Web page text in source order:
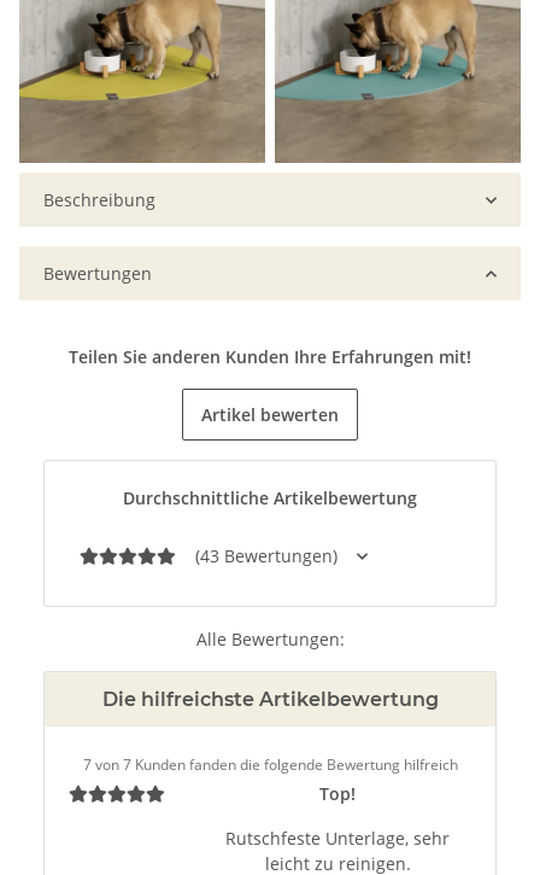
Beschreibung
Bewertungen
Durchschnittliche Artikelbewertung
(43 Bewertungen)
Teilen Sie anderen Kunden Ihre Erfahrungen mit!
Artikel bewerten
Alle Bewertungen:
Die hilfreichste Artikelbewertung
7 von 7 Kunden fanden die folgende Bewertung hilfreich
Top!
Rutschfeste Unterlage, sehr
leicht zu reinigen.